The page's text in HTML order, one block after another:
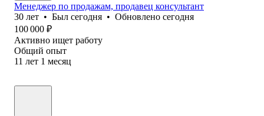
Менеджер по продажам, продавец консультант
30 лет • Был сегодня • Обновлено сегодня
100 000 ₽
Активно ищет работу
Общий опыт
11 лет 1 месяц